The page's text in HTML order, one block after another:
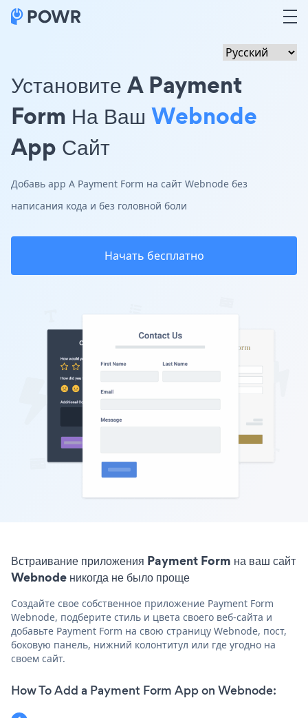
Установите A Payment
Form На Ваш Webnode
App Сайт
Добавь app A Payment Form на сайт Webnode без
написания кода и без головной боли
Начать бесплатно
Встраивание приложения Payment Form на ваш сайт
Webnode никогда не было проще
Создайте свое собственное приложение Payment Form
Webnode, подберите стиль и цвета своего веб-сайта и
добавьте Payment Form на свою страницу Webnode, пост,
боковую панель, нижний колонтитул или где угодно на
своем сайт.
How To Add a Payment Form App on Webnode: